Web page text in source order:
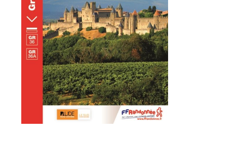
ACHETER LE PRODUIT / DÉTAILS